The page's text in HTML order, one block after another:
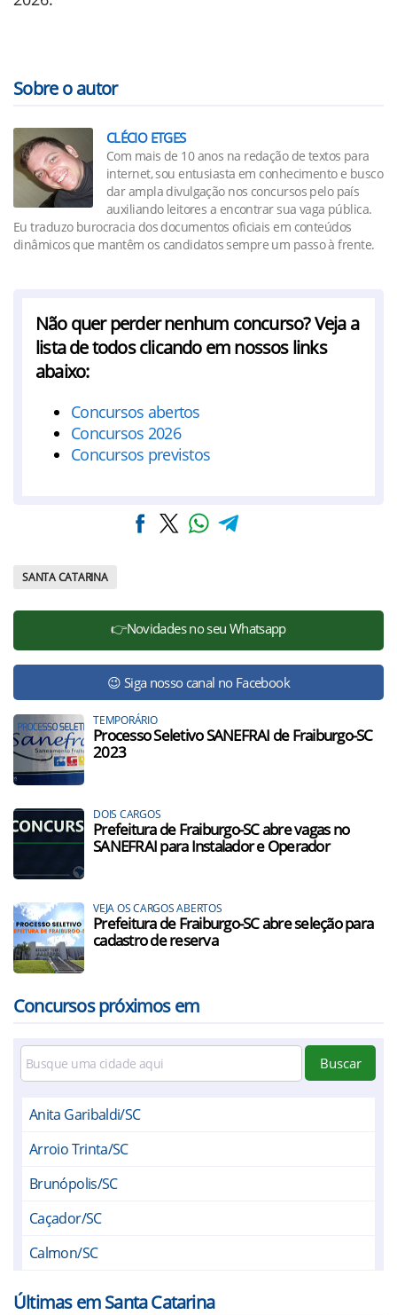
Sobre o autor
CLÉCIO ETGES
Com mais de 10 anos na redação de textos para
internet, sou entusiasta em conhecimento e busco
dar ampla divulgação nos concursos pelo país
auxiliando leitores a encontrar sua vaga pública.
Eu traduzo burocracia dos documentos oficiais em conteúdos
dinâmicos que mantêm os candidatos sempre um passo à frente.
Não quer perder nenhum concurso? Veja a
lista de todos clicando em nossos links
abaixo:
Concursos abertos
Concursos 2026
Concursos previstos
SANTA CATARINA
👉Novidades no seu Whatsapp
😉 Siga nosso canal no Facebook
TEMPORÁRIO
Processo Seletivo SANEFRAI de Fraiburgo-SC
2023
DOIS CARGOS
Prefeitura de Fraiburgo-SC abre vagas no
SANEFRAI para Instalador e Operador
VEJA OS CARGOS ABERTOS
Prefeitura de Fraiburgo-SC abre seleção para
cadastro de reserva
Concursos próximos em
Buscar
Anita Garibaldi/SC
Arroio Trinta/SC
Brunópolis/SC
Caçador/SC
Calmon/SC
Últimas em Santa Catarina